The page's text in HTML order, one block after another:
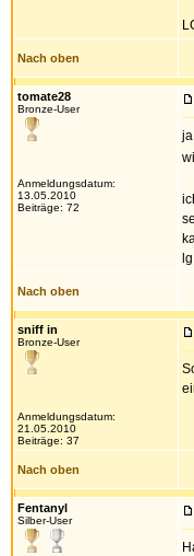
Nach oben
tomate28
Bronze-User
Anmeldungsdatum:
13.05.2010
Beiträge: 72
Nach oben
sniff in
Bronze-User
Anmeldungsdatum:
21.05.2010
Beiträge: 37
Nach oben
Fentanyl
Silber-User